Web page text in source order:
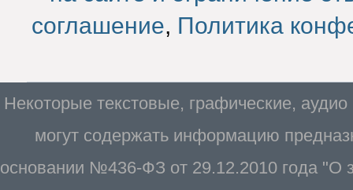
соглашение, Политика
Некоторые текстовые, графические,
могут содержать информацию
основании №436-ФЗ от 29.12.2010 года "О